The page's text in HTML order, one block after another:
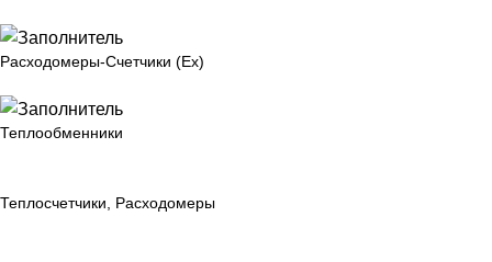
Расходомеры-Счетчики (Ex)
Теплообменники
Теплосчетчики, Расходомеры